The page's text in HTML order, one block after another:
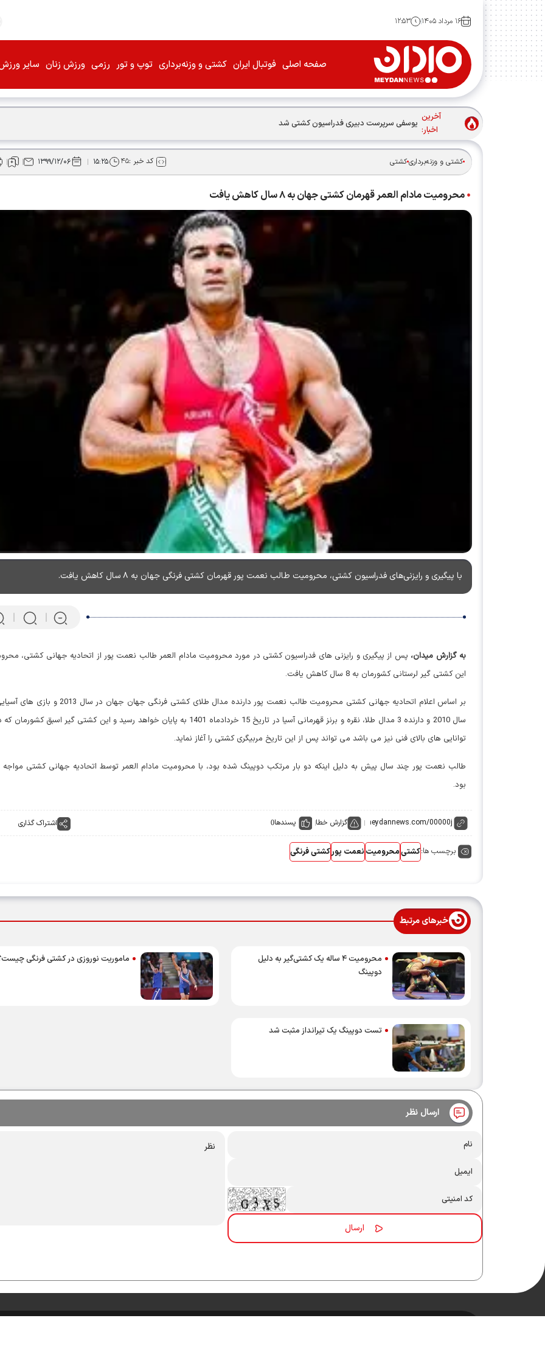
۱۶ مرداد ۱۴۰۵ ۱۲:۵۳
صفحه اصلی فوتبال ایران کشتی و وزنه‌برداری توپ و تور رزمی ورزش زنان سایر
آخرین
اخبار:
یوسفی سرپرست دبیری فدراسیون کشتی شد
کشتی و وزنه‌برداریکشتی کد خبر :۴۵ ۱۵:۲۵ ۱۳۹۹/۱۲/۰۶
محرومیت مادام العمر قهرمان کشتی جهان به ۸ سال کاهش یافت
با پیگیری و رایزنی‌های فدراسیون کشتی، محرومیت طالب نعمت پور قهرمان کشتی فرنگی جهان به ۸ سال کاهش یافت.
به گزارش میدان، پس از پیگیری و رایزنی های فدراسیون کشتی در مورد محرومیت مادام العمر طالب نعمت پور از اتحادیه جهانی کشتی،
این کشتی گیر لرستانی کشورمان به 8 سال کاهش یافت.
بر اساس اعلام اتحادیه جهانی کشتی محرومیت طالب نعمت پور دارنده مدال طلای کشتی فرنگی جهان جهان در
سال 2010 و دارنده 3 مدال طلا، نقره و برنز قهرمانی آسیا در تاریخ 15 خردادماه 1401 به پایان خواهد رسید و این کشتی گیر اسبق
توانایی های بالای فنی نیز می باشد می تواند پس از این تاریخ مربیگری کشتی را آغاز نماید.
طالب نعمت پور چند سال پیش به دلیل اینکه دو بار مرتکب دوپینگ شده بود، با محرومیت مادام العمر توسط اتحادیه جهانی کشتی
بود.
گزارش خطا پسندها0 اشتراک گذاری
برچسب ها:کشتیمحرومیت نعمت پورکشتی فرنگی
خبرهای مرتبط
محرومیت ۴ ساله یک کشتی‌گیر به دلیل
دوپینگ
ماموریت نوروزی در کشتی فرنگی
تست دوپینگ یک تیرانداز مثبت شد
ارسال نظر
می‌کند! + فیلم